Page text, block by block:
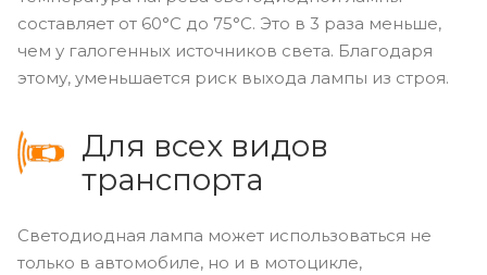
составляет от 60°С до 75°С. Это в 3 раза меньше,
чем у галогенных источников света. Благодаря
этому, уменьшается риск выхода лампы из строя.
Для всех видов
транспорта
Светодиодная лампа может использоваться не
только в автомобиле, но и в мотоцикле,